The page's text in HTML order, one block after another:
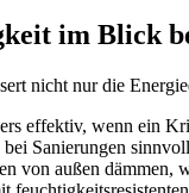
im Blick
nicht nur die
effektiv, wenn ein
bei Sanierungen
von außen